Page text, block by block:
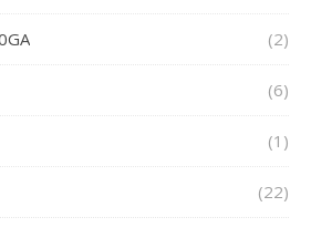
(2)
(6)
(1)
(22)